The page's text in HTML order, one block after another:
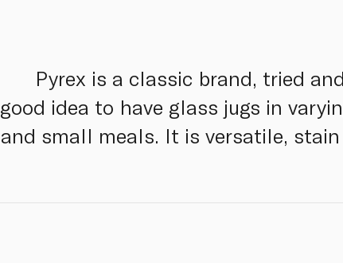
Pyrex is a classic brand, tried
good idea to have glass jugs in
and small meals. It is versatile,